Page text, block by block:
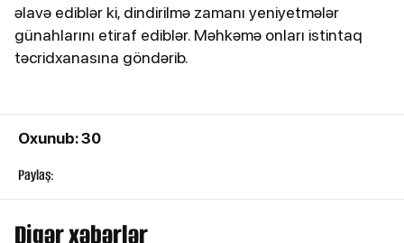
əlavə ediblər ki, dindirilmə zamanı yeniyetmələr
günahlarını etiraf ediblər. Məhkəmə onları istintaq
təcridxanasına göndərib.
Oxunub: 30
Paylaş:
Digər xəbərlər